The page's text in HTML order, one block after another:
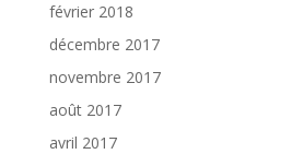
février 2018
décembre 2017
novembre 2017
août 2017
avril 2017